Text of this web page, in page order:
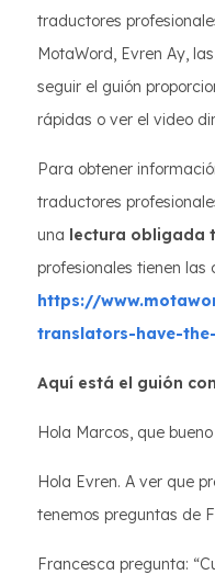
traductores
MotaWord, Evren Ay,
seguir el guión
rápidas o ver el video
Para obtener
traductores
una lectura obligada
profesionales tienen las
https://
translators-have-
Aquí está el guión
Hola Marcos, que
Hola Evren. A ver que
tenemos preguntas de
Francesca pregunta: